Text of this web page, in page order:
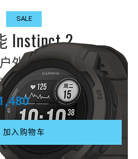
SALE
Instinct 2
外运动腕表
料号010-02626-30
¥ 1,980
加入购物车